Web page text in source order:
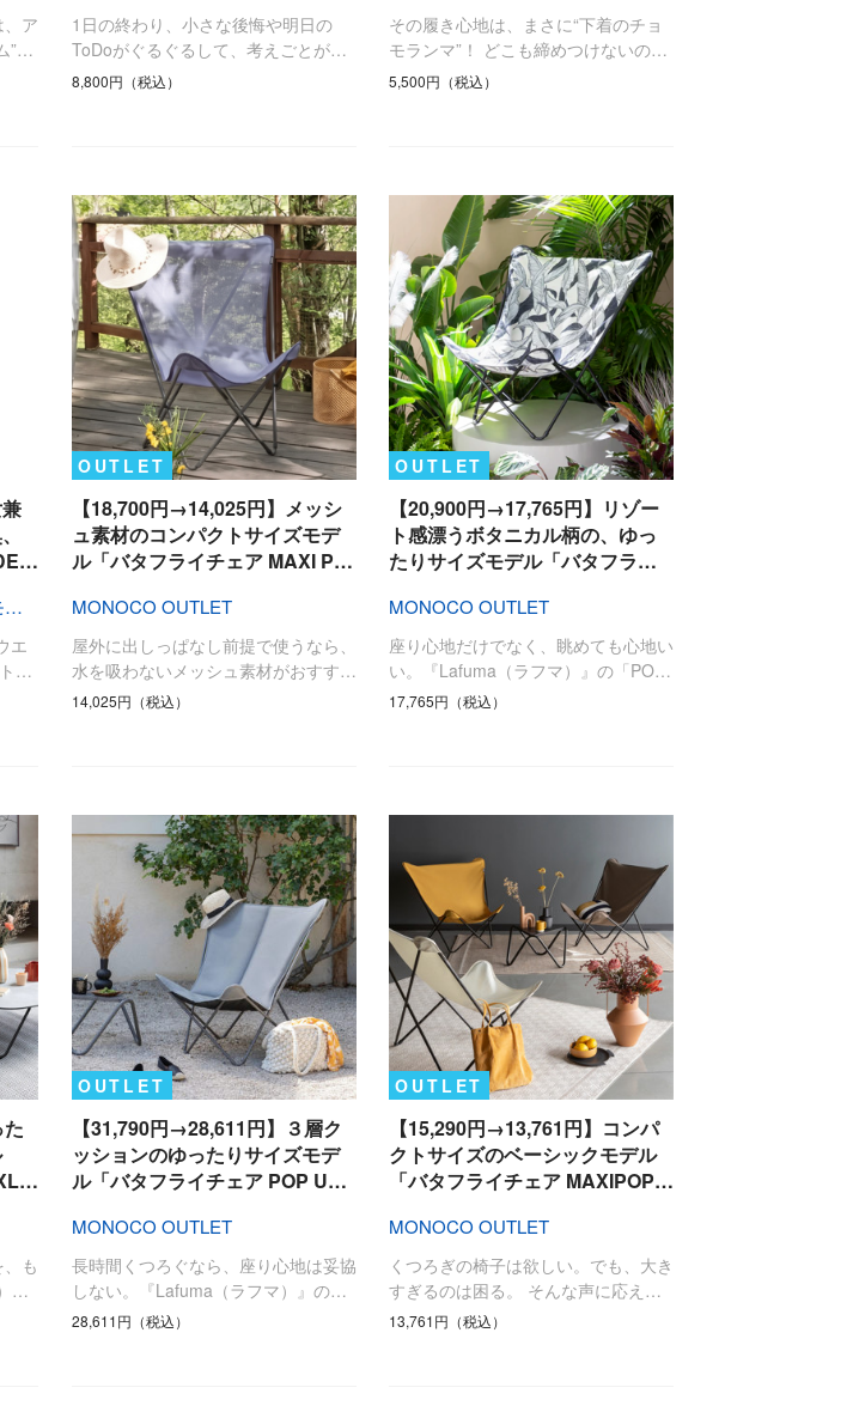
ア
”…
1日の終わり、小さな後悔や明日の
ToDoがぐるぐるして、考えごとが…
8,800円（税込）
その履き心地は、まさに“下着のチョ
モランマ”！ どこも締めつけないの…
5,500円（税込）
やっぱりウール。下着のチョモランマ！
エ
…
OUTLET
【18,700円→14,025円】メッシ
ュ素材のコンパクトサイズモデ
ル「バタフライチェア MAXI P…
MONOCO OUTLET
屋外に出しっぱなし前提で使うなら、
水を吸わないメッシュ素材がおすす…
14,025円（税込）
OUTLET
【20,900円→17,765円】リゾー
ト感漂うボタニカル柄の、ゆっ
たりサイズモデル「バタフラ…
MONOCO OUTLET
座り心地だけでなく、眺めても心地い
い。『Lafuma（ラフマ）』の「PO…
17,765円（税込）
も
…
OUTLET
【31,790円→28,611円】３層ク
ッションのゆったりサイズモデ
ル「バタフライチェア POP U…
MONOCO OUTLET
長時間くつろぐなら、座り心地は妥協
しない。『Lafuma（ラフマ）』の…
28,611円（税込）
OUTLET
【15,290円→13,761円】コンパ
クトサイズのベーシックモデル
「バタフライチェア MAXIPOP…
MONOCO OUTLET
くつろぎの椅子は欲しい。でも、大き
すぎるのは困る。 そんな声に応え…
13,761円（税込）